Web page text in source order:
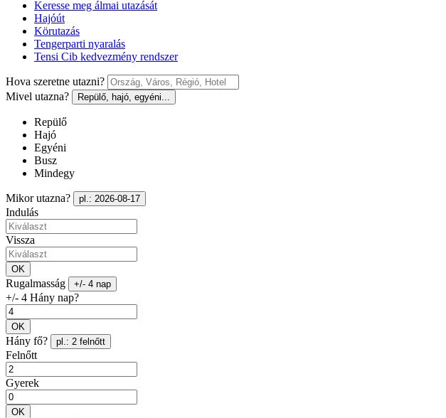
Keresse meg álmai utazását
Hajóút
Körutazás
Tengerparti nyaralás
Tensi Cib kedvezmény rendszer
Hova szeretne utazni?
Mivel utazna?
Repülő, hajó, egyéni...
Repülő
Hajó
Egyéni
Busz
Mindegy
Mikor utazna? pl.: 2026-08-17
Indulás
Vissza
OK
Rugalmasság +/- 4 nap
+/- 4 Hány nap?
OK
Hány fő? pl.: 2 felnőtt
Felnőtt
Gyerek
OK